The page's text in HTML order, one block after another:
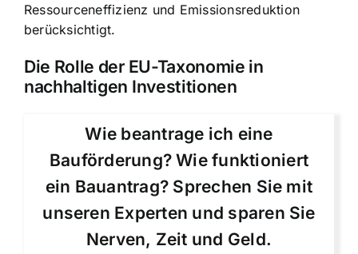
Ressourceneffizienz und Emissionsreduktion
berücksichtigt.
Die Rolle der EU-Taxonomie in
nachhaltigen Investitionen
Wie beantrage ich eine
Bauförderung? Wie funktioniert
ein Bauantrag? Sprechen Sie mit
unseren Experten und sparen Sie
Nerven, Zeit und Geld.